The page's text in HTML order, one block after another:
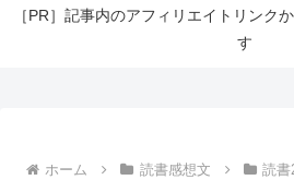
［PR］記事内のアフィリエイトリンク
す
ホーム 読書感想文 読書